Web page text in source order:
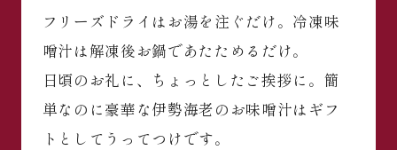
フリーズドライはお湯を注ぐだけ。冷凍味
噌汁は解凍後お鍋であたためるだけ。
日頃のお礼に、ちょっとしたご挨拶に。簡
単なのに豪華な伊勢海老のお味噌汁はギフ
トとしてうってつけです。